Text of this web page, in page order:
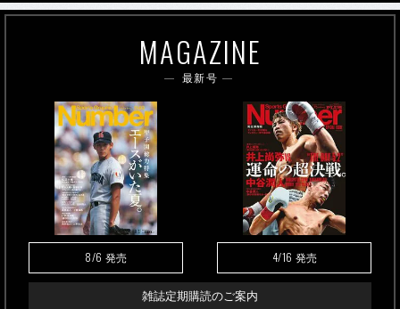
MAGAZINE
最新号
8/6 発売 4/16 発売
雑誌定期購読のご案内